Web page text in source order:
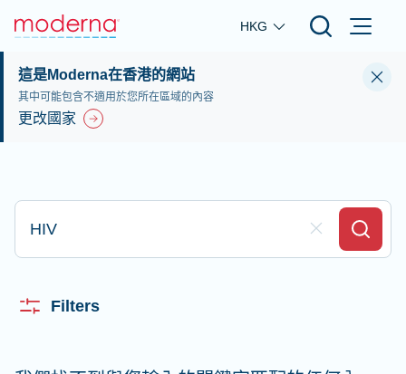
Skip to main content
HKG
這是Moderna在香港的網站
其中可能包含不適用於您所在區域的內容
更改國家
輸入並搜尋
Clear Field
Search
Filters